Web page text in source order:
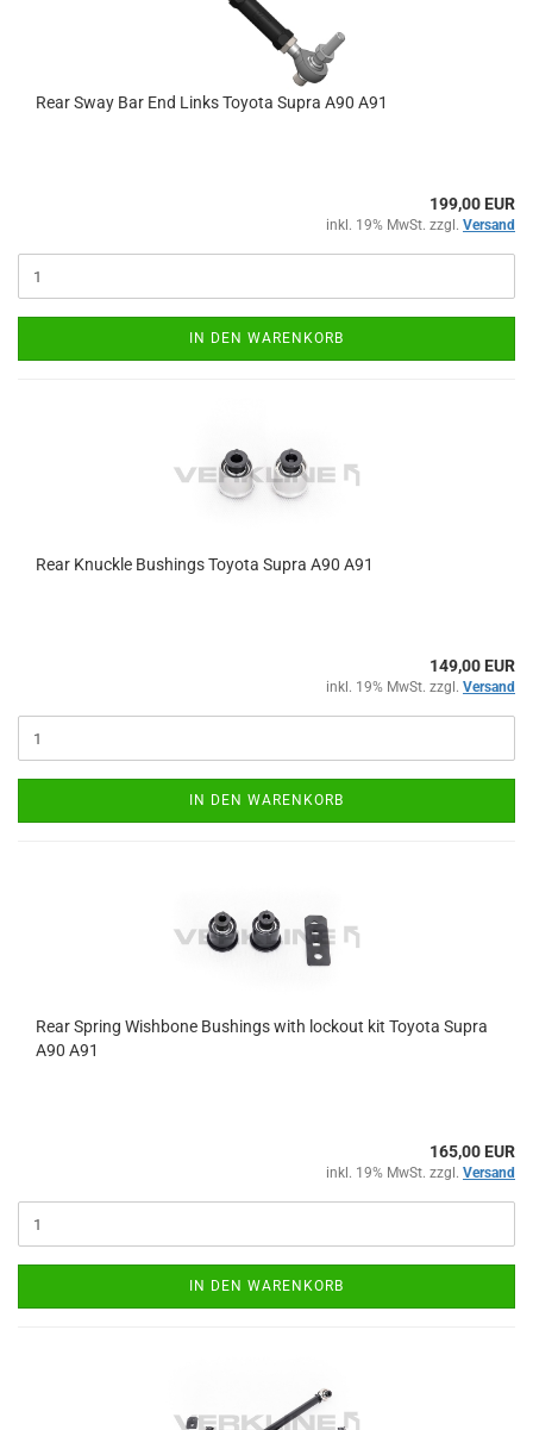
Rear Sway Bar End Links To­yo­ta Supra A90 A91
199,00 EUR
inkl. 19% MwSt. zzgl. Versand
IN DEN WARENKORB
Rear Knuck­le Bu­s­hings To­yo­ta Supra A90 A91
149,00 EUR
inkl. 19% MwSt. zzgl. Versand
IN DEN WARENKORB
Rear Spring Wish­bo­ne Bu­s­hings with lock­out kit To­yo­ta Supra
A90 A91
165,00 EUR
inkl. 19% MwSt. zzgl. Versand
IN DEN WARENKORB